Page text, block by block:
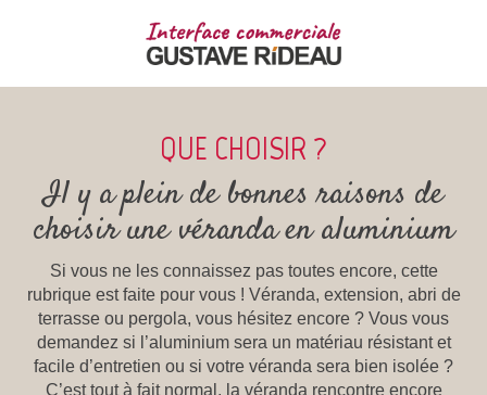
QUE CHOISIR ?
Il y a plein de bonnes raisons de
choisir une véranda en aluminium
Si vous ne les connaissez pas toutes encore, cette
rubrique est faite pour vous ! Véranda, extension, abri de
terrasse ou pergola, vous hésitez encore ? Vous vous
demandez si l’aluminium sera un matériau résistant et
facile d’entretien ou si votre véranda sera bien isolée ?
C’est tout à fait normal, la véranda rencontre encore